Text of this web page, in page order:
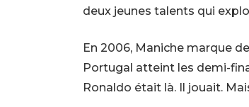
deux jeunes talents qui
En 2006, Maniche marque
Portugal atteint les demi-
Ronaldo était là. Il jouait.